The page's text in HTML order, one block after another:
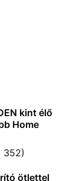
kint élő
Home
352)
ötlettel